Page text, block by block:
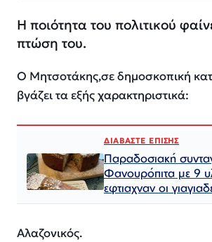
Η ποιότητα του πολιτικού
πτώση του.
Ο Μητσοτάκης,σε δημοσκοπική
βγάζει τα εξής χαρακτηριστικά:
ΔΙΑΒΑΣΤΕ ΕΠΙΣΗΣ
Παραδοσιακή
Φανουρόπιτα με 9
εφτιαχναν οι
Αλαζονικός.